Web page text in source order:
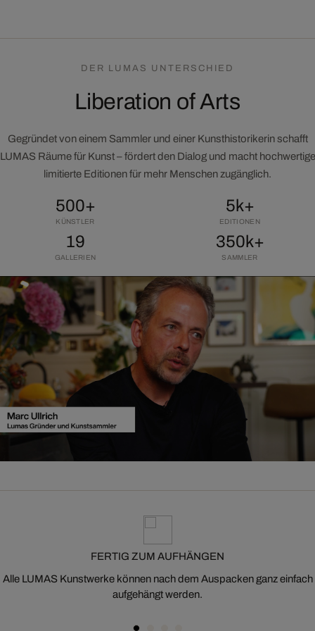
DER LUMAS UNTERSCHIED
Liberation of Arts
Gegründet von einem Sammler und einer Kunsthistorikerin schafft
LUMAS Räume für Kunst – fördert den Dialog und macht hochwertige
limitierte Editionen für mehr Menschen zugänglich.
500+
KÜNSTLER
5k+
EDITIONEN
19
GALLERIEN
350k+
SAMMLER
FERTIG ZUM AUFHÄNGEN
Alle LUMAS Kunstwerke können nach dem Auspacken ganz einfach
aufgehängt werden.